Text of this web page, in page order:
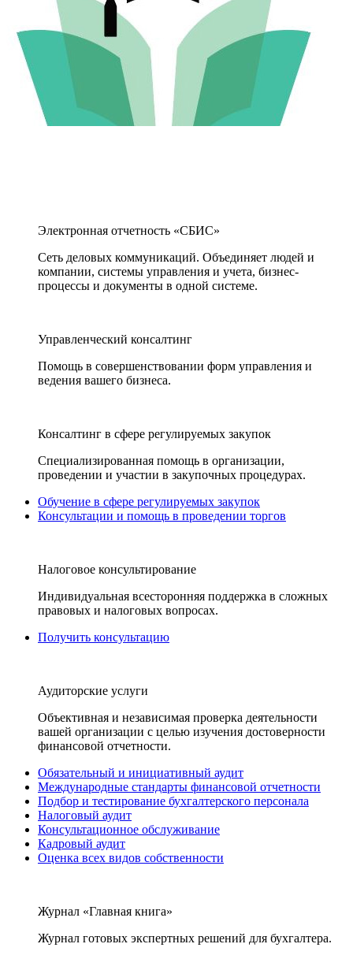
Электронная отчетность «СБИС»
Сеть деловых коммуникаций. Объединяет людей и
компании, системы управления и учета, бизнес-
процессы и документы в одной системе.
Управленческий консалтинг
Помощь в совершенствовании форм управления и
ведения вашего бизнеса.
Консалтинг в сфере регулируемых закупок
Специализированная помощь в организации,
проведении и участии в закупочных процедурах.
Обучение в сфере регулируемых закупок
Консультации и помощь в проведении торгов
Налоговое консультирование
Индивидуальная всесторонняя поддержка в сложных
правовых и налоговых вопросах.
Получить консультацию
Аудиторские услуги
Объективная и независимая проверка деятельности
вашей организации с целью изучения достоверности
финансовой отчетности.
Обязательный и инициативный аудит
Международные стандарты финансовой отчетности
Подбор и тестирование бухгалтерского персонала
Налоговый аудит
Консультационное обслуживание
Кадровый аудит
Оценка всех видов собственности
Журнал «Главная книга»
Журнал готовых экспертных решений для бухгалтера.